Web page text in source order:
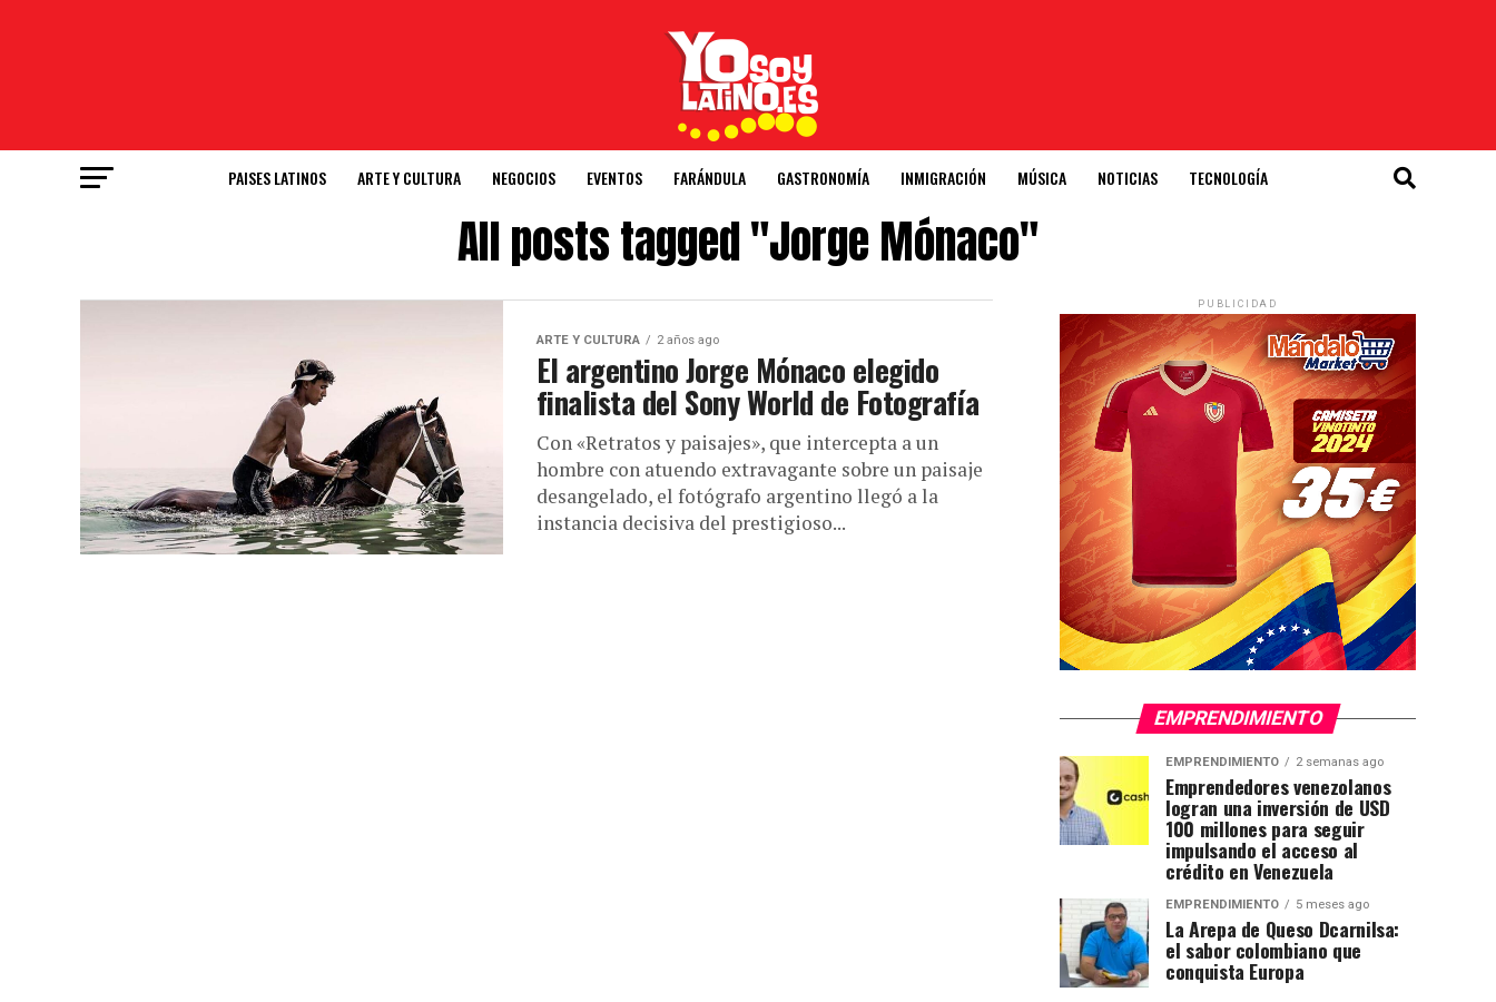
PAISES LATINOS ARTE Y CULTURA NEGOCIOS EVENTOS FARÁNDULA GASTRONOMÍA INMIGRACIÓN MÚSICA NOTICIAS TECNOLOGÍA
All posts tagged "Jorge Mónaco"
ARTE Y CULTURA 2 años ago
El argentino Jorge Mónaco elegido
finalista del Sony World de Fotografía
Con «Retratos y paisajes», que intercepta a un
hombre con atuendo extravagante sobre un paisaje
desangelado, el fotógrafo argentino llegó a la
instancia decisiva del prestigioso...
PUBLICIDAD
EMPRENDIMIENTO
EMPRENDIMIENTO 2 semanas ago
Emprendedores venezolanos
logran una inversión de USD
100 millones para seguir
impulsando el acceso al
crédito en Venezuela
EMPRENDIMIENTO 5 meses ago
La Arepa de Queso Dcarnilsa:
el sabor colombiano que
conquista Europa